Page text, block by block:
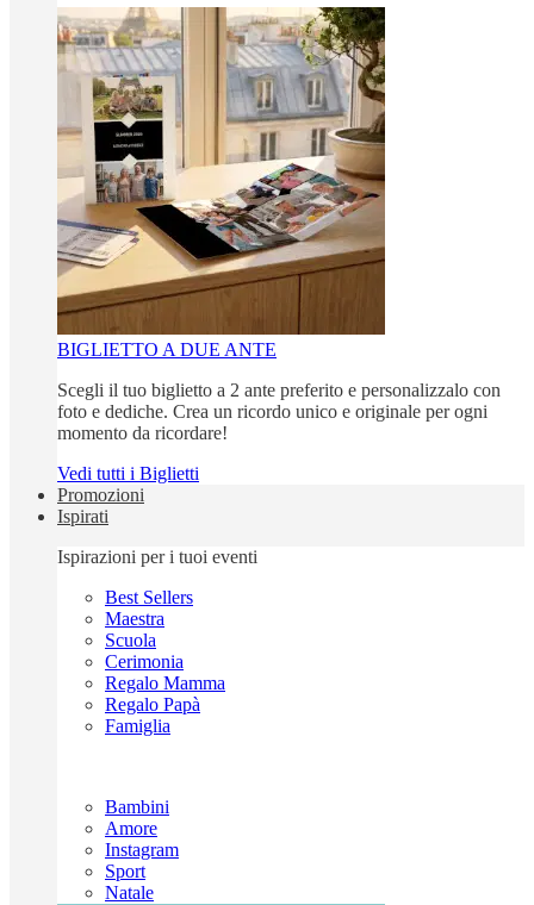
BIGLIETTO A DUE ANTE
Scegli il tuo biglietto a 2 ante preferito e personalizzalo con
foto e dediche. Crea un ricordo unico e originale per ogni
momento da ricordare!
Vedi tutti i Biglietti
Promozioni
Ispirati
Ispirazioni per i tuoi eventi
Best Sellers
Maestra
Scuola
Cerimonia
Regalo Mamma
Regalo Papà
Famiglia
Bambini
Amore
Instagram
Sport
Natale